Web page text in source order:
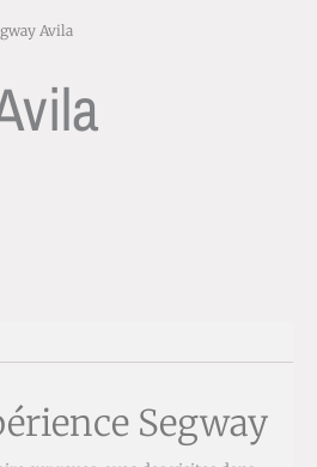
Avila
Segway